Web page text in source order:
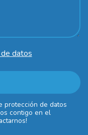
datos
protección de datos
contigo en el